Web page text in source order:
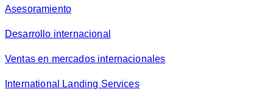
Asesoramiento
Desarrollo internacional
Ventas en mercados internacionales
International Landing Services